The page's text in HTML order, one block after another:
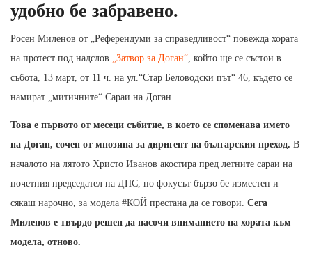
удобно бе забравено.
Росен Миленов от „Референдуми за справедливост“ повежда хората
на протест под надслов „Затвор за Доган“, който ще се състои в
събота, 13 март, от 11 ч. на ул.“Стар Беловодски път“ 46, където се
намират „митичните“ Сараи на Доган.
Това е първото от месеци събитие, в което се споменава името
на Доган, сочен от мнозина за диригент на българския преход. В
началото на лятото Христо Иванов акостира пред летните сараи на
почетния председател на ДПС, но фокусът бързо бе изместен и
сякаш нарочно, за модела #КОЙ престана да се говори. Сега
Миленов е твърдо решен да насочи вниманието на хората към
модела, отново.